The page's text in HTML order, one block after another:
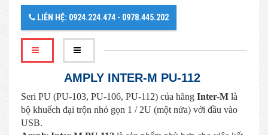
LIÊN HỆ: 0924.224.474 - 0978.445.202
AMPLY INTER-M PU-112
Seri PU (PU-103, PU-106, PU-112) của hãng Inter-M là
bộ khuếch đại trộn nhỏ gọn 1 / 2U (một nửa) với đầu vào
USB.